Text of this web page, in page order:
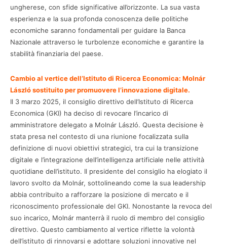
ungherese, con sfide significative all’orizzonte. La sua vasta
esperienza e la sua profonda conoscenza delle politiche
economiche saranno fondamentali per guidare la Banca
Nazionale attraverso le turbolenze economiche e garantire la
stabilità finanziaria del paese.
Cambio al vertice dell’Istituto di Ricerca Economica: Molnár
László sostituito per promuovere l’innovazione digitale.
Il 3 marzo 2025, il consiglio direttivo dell’Istituto di Ricerca
Economica (GKI) ha deciso di revocare l’incarico di
amministratore delegato a Molnár László. Questa decisione è
stata presa nel contesto di una riunione focalizzata sulla
definizione di nuovi obiettivi strategici, tra cui la transizione
digitale e l’integrazione dell’intelligenza artificiale nelle attività
quotidiane dell’istituto. Il presidente del consiglio ha elogiato il
lavoro svolto da Molnár, sottolineando come la sua leadership
abbia contribuito a rafforzare la posizione di mercato e il
riconoscimento professionale del GKI. Nonostante la revoca del
suo incarico, Molnár manterrà il ruolo di membro del consiglio
direttivo. Questo cambiamento al vertice riflette la volontà
dell’istituto di rinnovarsi e adottare soluzioni innovative nel